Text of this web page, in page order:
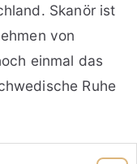
Skanör ist
von
einmal das
Ruhe